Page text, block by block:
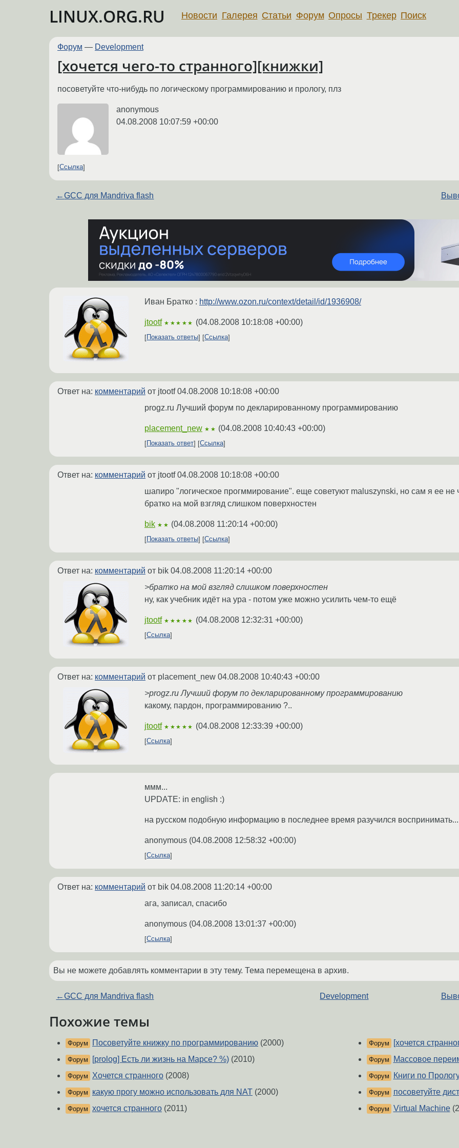
LINUX.ORG.RU Новости Галерея Статьи Форум Опросы Трекер Поиск
Форум — Development
[хочется чего-то странного][книжки]
посоветуйте что-нибудь по логическому программированию и прологу, плз
anonymous
04.08.2008 10:07:59 +00:00
Ссылка
←GCC для Mandriva flash
Иван Братко : http://www.ozon.ru/context/detail/id/1936908/
jtootf ★★★★★ (04.08.2008 10:18:08 +00:00)
Показать ответы Ссылка
Ответ на: комментарий от jtootf04.08.2008 10:18:08 +00:00
progz.ru Лучший форум по декларированному программированию
placement_new ★★ (04.08.2008 10:40:43 +00:00)
Показать ответ Ссылка
Ответ на: комментарий от jtootf04.08.2008 10:18:08 +00:00
шапиро "логическое прогммирование". еще советуют maluszynski, но сам я ее не
братко на мой взгляд слишком поверхностен
bik ★★ (04.08.2008 11:20:14 +00:00)
Показать ответы Ссылка
Ответ на: комментарий от bik 04.08.2008 11:20:14 +00:00
>братко на мой взгляд слишком поверхностен
ну, как учебник идёт на ура - потом уже можно усилить чем-то ещё
jtootf ★★★★★ (04.08.2008 12:32:31 +00:00)
Ссылка
Ответ на: комментарий от placement_new 04.08.2008 10:40:43 +00:00
>progz.ru Лучший форум по декларированному программированию
какому, пардон, программированию ?..
jtootf ★★★★★ (04.08.2008 12:33:39 +00:00)
Ссылка
ммм...
UPDATE: in english :)
на русском подобную информацию в последнее время разучился воспринимать...
anonymous (04.08.2008 12:58:32 +00:00)
Ссылка
Ответ на: комментарий от bik 04.08.2008 11:20:14 +00:00
ага, записал, спасибо
anonymous (04.08.2008 13:01:37 +00:00)
Ссылка
Вы не можете добавлять комментарии в эту тему. Тема перемещена в архив.
←GCC для Mandriva flash Development
Похожие темы
Форум Посоветуйте книжку по программированию (2000)
Форум [prolog] Есть ли жизнь на Марсе? %) (2010)
Форум Хочется странного (2008)
Форум какую прогу можно использовать для NAT (2000)
Форум хочется странного (2011)
Форум [хочется
Форум Массовое
Форум Книги по
Форум посоветуйте
Форум Virtual Machine